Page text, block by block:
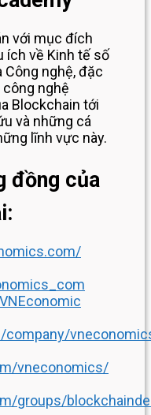
với mục đích
ích về Kinh tế số
nghệ, đặc
nghệ
Blockchain tới
và những cá
lĩnh vực này.
đồng của
company/
vneconomics/
groups/